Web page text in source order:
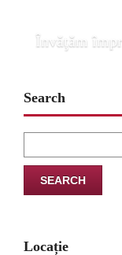
Învăţăm
Search
for:
Locație